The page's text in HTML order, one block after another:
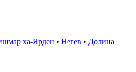
ха-Ярден • Негев • Долина